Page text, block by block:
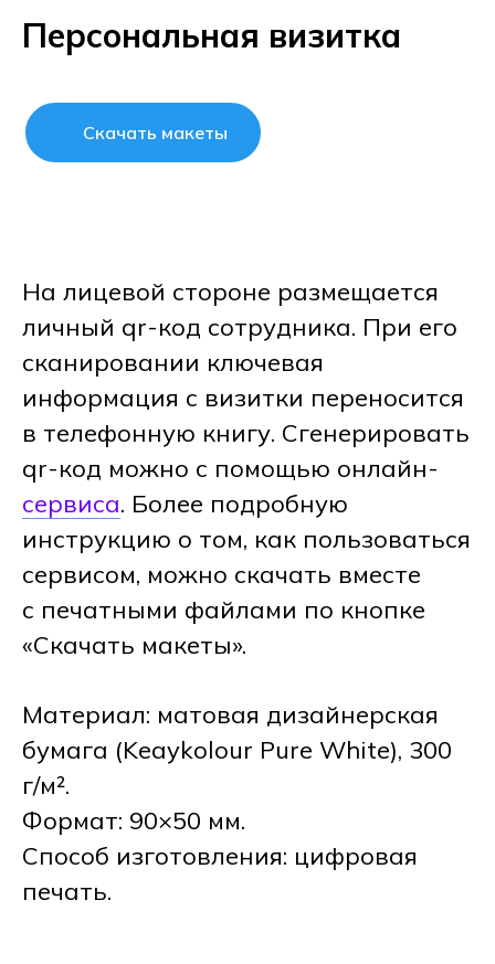
Персональная визитка
Скачать макеты
На лицевой стороне размещается
личный qr-код сотрудника. При его
сканировании ключевая
информация с визитки переносится
в телефонную книгу. Сгенерировать
qr-код можно с помощью онлайн-
сервиса. Более подробную
инструкцию о том, как пользоваться
сервисом, можно скачать вместе
с печатными файлами по кнопке
«Скачать макеты».
Материал: матовая дизайнерская
бумага (Keaykolour Pure White), 300
г/м².
Формат: 90×50 мм.
Способ изготовления: цифровая
печать.